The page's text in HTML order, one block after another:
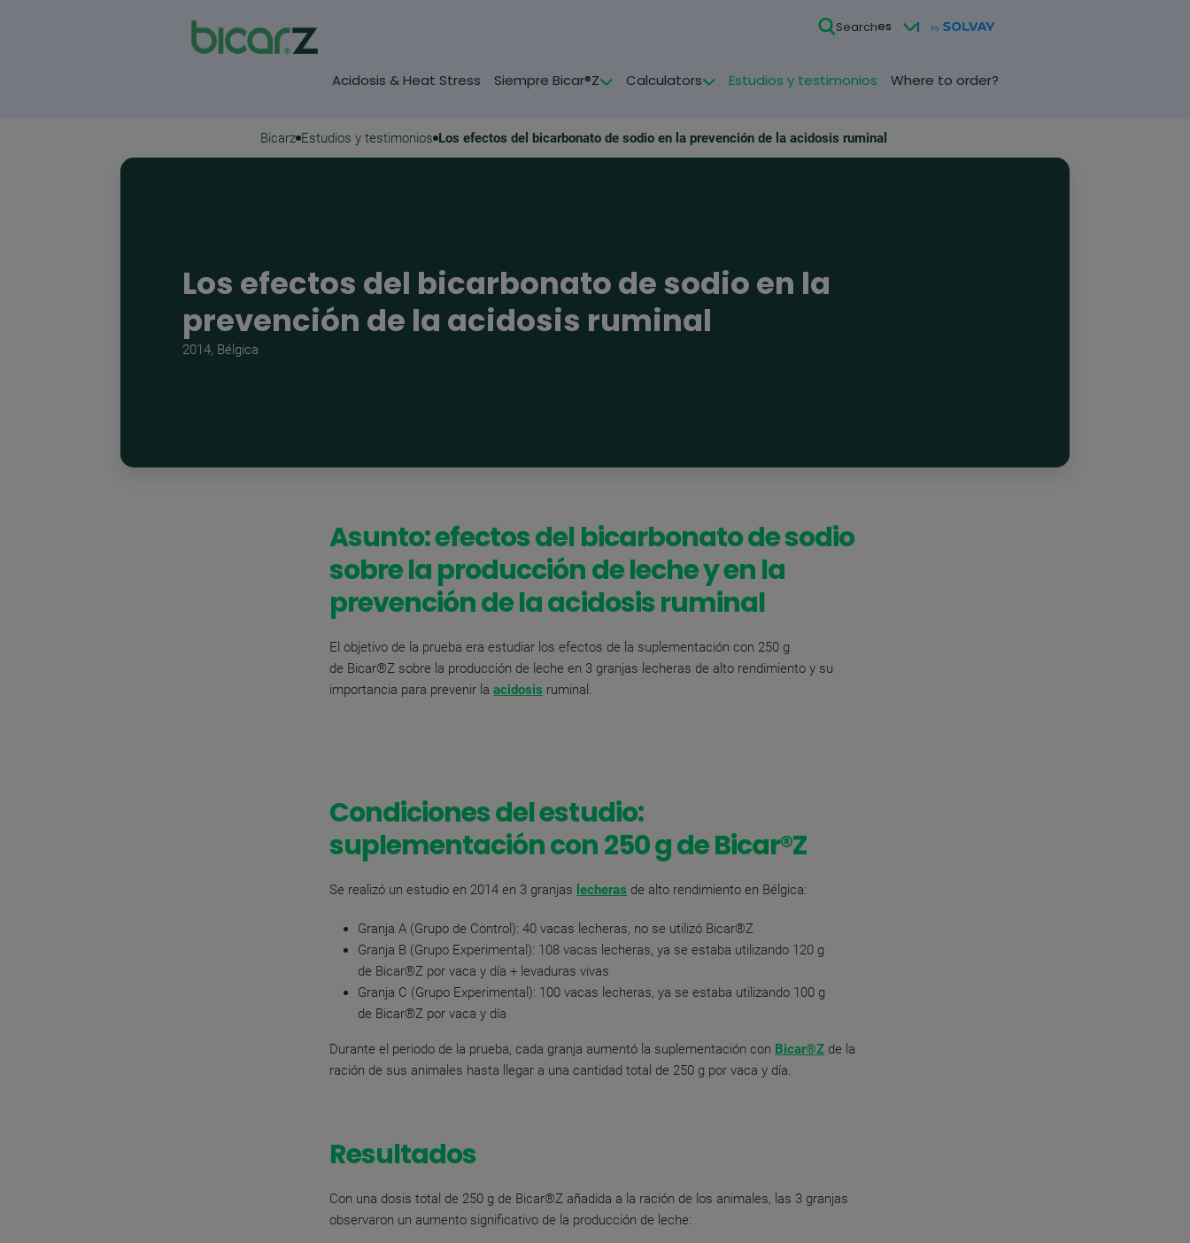
Searches
Acidosis & Heat Stress Siempre Bicar®Z Calculators Estudios y testimonios Where to order?
Bicarz Estudios y testimonios Los efectos del bicarbonato de sodio en la prevención de la acidosis ruminal
Los efectos del bicarbonato de sodio en la
prevención de la acidosis ruminal
2014, Bélgica
Asunto: efectos del bicarbonato de sodio
sobre la producción de leche y en la
prevención de la acidosis ruminal
El objetivo de la prueba era estudiar los efectos de la suplementación con 250 g
de Bicar®Z sobre la producción de leche en 3 granjas lecheras de alto rendimiento y su
importancia para prevenir laacidosis ruminal.
Condiciones del estudio:
suplementación con 250 g de Bicar®Z
Se realizó un estudio en 2014 en 3 granjas lecheras de alto rendimiento en Bélgica:
Granja A (Grupo de Control): 40 vacas lecheras, no se utilizó Bicar®Z
Granja B (Grupo Experimental): 108 vacas lecheras, ya se estaba utilizando 120 g
de Bicar®Z por vaca y día + levaduras vivas
Granja C (Grupo Experimental): 100 vacas lecheras, ya se estaba utilizando 100 g
de Bicar®Z por vaca y día
Durante el periodo de la prueba, cada granja aumentó la suplementación con Bicar®Z de la
ración de sus animales hasta llegar a una cantidad total de 250 g por vaca y día.
Resultados
Con una dosis total de 250 g de Bicar®Z añadida a la ración de los animales, las 3 granjas
observaron un aumento significativo de la producción de leche: